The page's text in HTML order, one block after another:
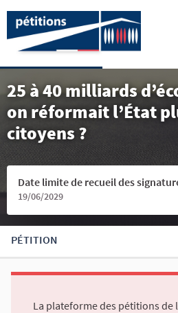
25 à 40 milliards
on réformait l’État
citoyens ?
Date limite de recueil des
19/06/2029
PÉTITION
La plateforme des pétitions de